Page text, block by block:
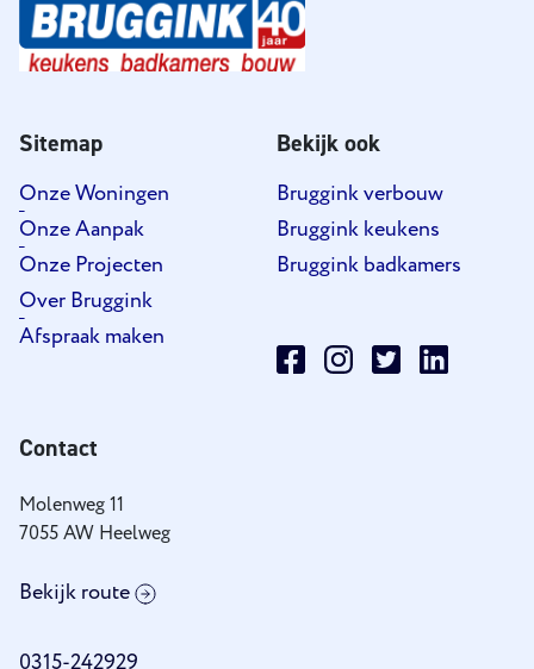
Contact
Molenweg 11
7055 AW Heelweg
Bekijk route
0315-242929
Bekijk ook
Bruggink verbouw
Bruggink keukens
Bruggink badkamers
Sitemap
Onze Woningen
Onze Aanpak
Onze Projecten
Over Bruggink
Afspraak maken